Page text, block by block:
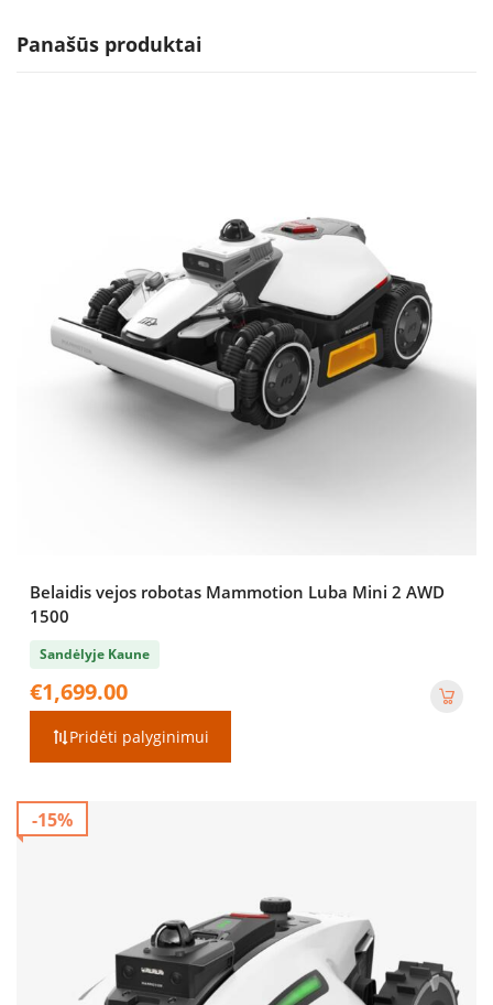
Panašūs produktai
Belaidis vejos robotas Mammotion Luba Mini 2 AWD
1500
Sandėlyje Kaune
€1,699.00
Pridėti palyginimui
-15%